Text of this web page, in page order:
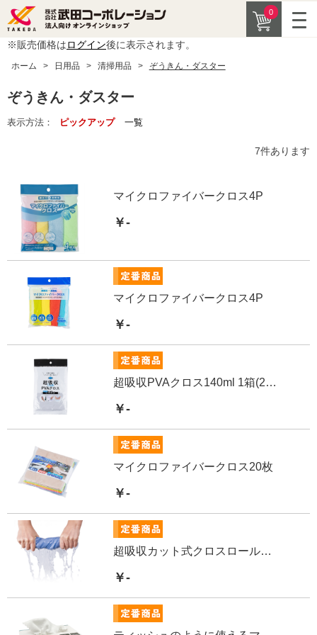
0
※販売価格はログイン後に表示されます。
ホーム > 日用品 > 清掃用品 > ぞうきん・ダスター
ぞうきん・ダスター
表示方法： ピックアップ 一覧
7件あります
マイクロファイバークロス4P
￥-
マイクロファイバークロス4P
￥-
超吸収PVAクロス140ml 1箱(24個)
￥-
マイクロファイバークロス20枚
￥-
超吸収カット式クロスロールタイプ 18枚カット 1箱(12セット)
￥-